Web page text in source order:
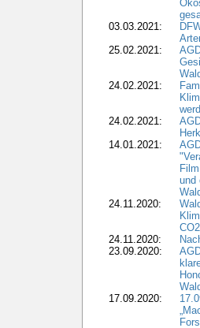
03.03.2021:
25.02.2021:
24.02.2021:
24.02.2021:
14.01.2021:
und
24.11.2020:
24.11.2020:
23.09.2020:
17.09.2020: